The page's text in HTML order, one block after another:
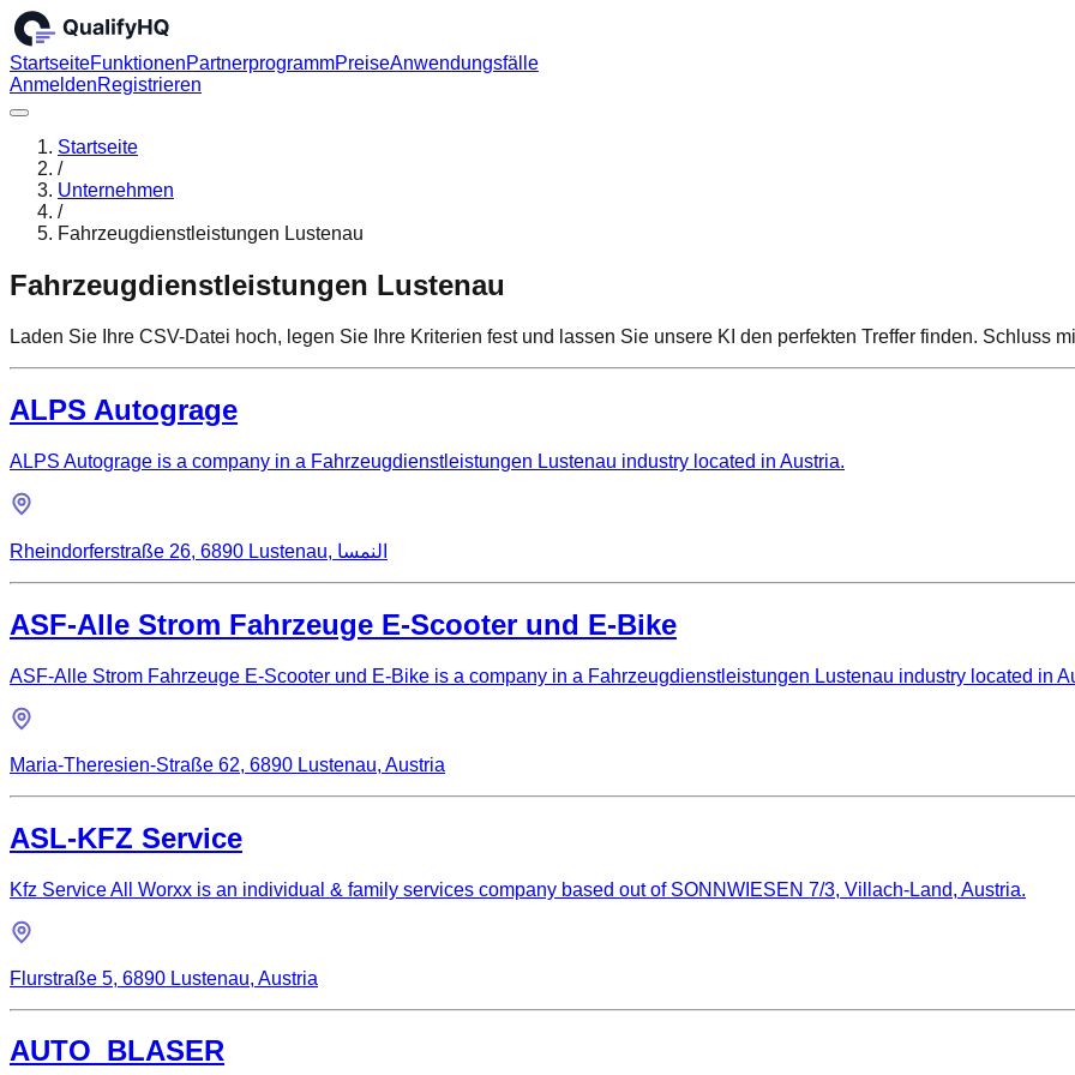
StartseiteFunktionenPartnerprogrammPreiseAnwendungsfälle
AnmeldenRegistrieren
Startseite
/
Unternehmen
/
Fahrzeugdienstleistungen Lustenau
Fahrzeugdienstleistungen Lustenau
Laden Sie Ihre CSV-Datei hoch, legen Sie Ihre Kriterien fest und lassen Sie unsere KI den perfekten Treffer finden. Schluss
ALPS Autograge
ALPS Autograge is a company in a Fahrzeugdienstleistungen Lustenau industry located in Austria.
Rheindorferstraße 26, 6890 Lustenau, النمسا
ASF-Alle Strom Fahrzeuge E-Scooter und E-Bike
ASF-Alle Strom Fahrzeuge E-Scooter und E-Bike is a company in a Fahrzeugdienstleistungen Lustenau industry located in
Maria-Theresien-Straße 62, 6890 Lustenau, Austria
ASL-KFZ Service
Kfz Service All Worxx is an individual & family services company based out of SONNWIESEN 7/3, Villach-Land, Austria.
Flurstraße 5, 6890 Lustenau, Austria
AUTO_BLASER